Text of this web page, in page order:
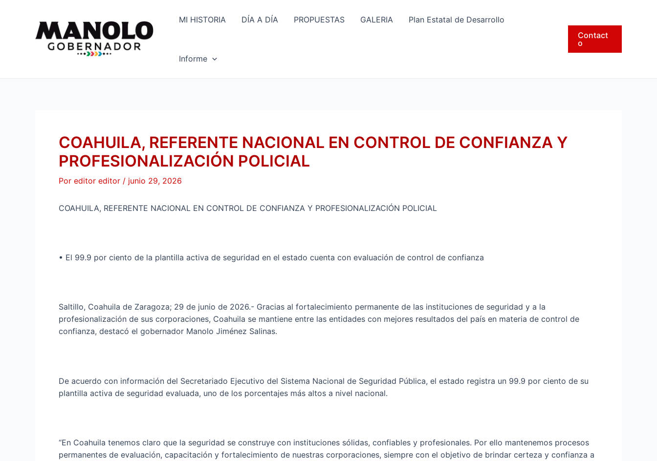
MI HISTORIA DÍA A DÍA PROPUESTAS GALERIA Plan Estatal de Desarrollo
Informe
Contact
o
COAHUILA, REFERENTE NACIONAL EN CONTROL DE CONFIANZA Y
PROFESIONALIZACIÓN POLICIAL
Por editor editor / junio 29, 2026
COAHUILA, REFERENTE NACIONAL EN CONTROL DE CONFIANZA Y PROFESIONALIZACIÓN POLICIAL
• El 99.9 por ciento de la plantilla activa de seguridad en el estado cuenta con evaluación de control de confianza
Saltillo, Coahuila de Zaragoza; 29 de junio de 2026.- Gracias al fortalecimiento permanente de las instituciones de seguridad y a la
profesionalización de sus corporaciones, Coahuila se mantiene entre las entidades con mejores resultados del país en materia de control de
confianza, destacó el gobernador Manolo Jiménez Salinas.
De acuerdo con información del Secretariado Ejecutivo del Sistema Nacional de Seguridad Pública, el estado registra un 99.9 por ciento de su
plantilla activa de seguridad evaluada, uno de los porcentajes más altos a nivel nacional.
“En Coahuila tenemos claro que la seguridad se construye con instituciones sólidas, confiables y profesionales. Por ello mantenemos procesos
permanentes de evaluación, capacitación y fortalecimiento de nuestras corporaciones, siempre con el objetivo de brindar certeza y confianza a
entradas